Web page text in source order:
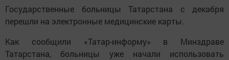
Государственные больницы Татарстана с декабря
перешли на электронные медицинские карты.
Как сообщили «Татар-информу» в Минздраве
Татарстана, больницы уже начали использовать